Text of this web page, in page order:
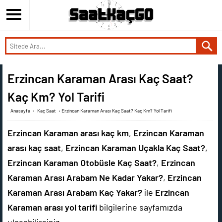
Erzincan Karaman Arası Kaç Saat?
Kaç Km? Yol Tarifi
Anasayfa › Kaç Saat › Erzincan Karaman Arası Kaç Saat? Kaç Km? Yol Tarifi
Erzincan Karaman arası kaç km, Erzincan Karaman
arası kaç saat, Erzincan Karaman Uçakla Kaç Saat?,
Erzincan Karaman Otobüsle Kaç Saat?, Erzincan
Karaman Arası Arabam Ne Kadar Yakar?, Erzincan
Karaman Arası Arabam Kaç Yakar? ile Erzincan
Karaman arası yol tarifi bilgilerine sayfamızda